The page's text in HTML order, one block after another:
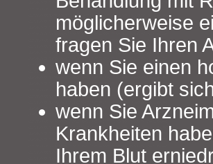
möglicherweise
fragen Sie Ihren
wenn Sie einen
haben (ergibt
wenn Sie
Krankheiten
Ihrem Blut